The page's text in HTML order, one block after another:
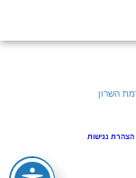
הצהרת נגישות